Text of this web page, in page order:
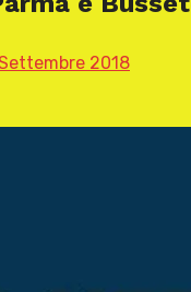
2018